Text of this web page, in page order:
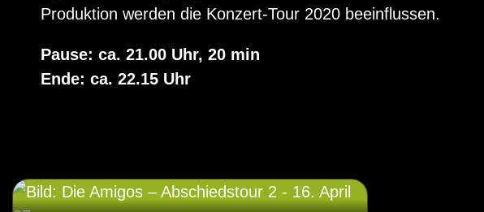
Produktion werden die Konzert-Tour 2020 beeinflussen.
Pause: ca. 21.00 Uhr, 20 min
Ende: ca. 22.15 Uhr